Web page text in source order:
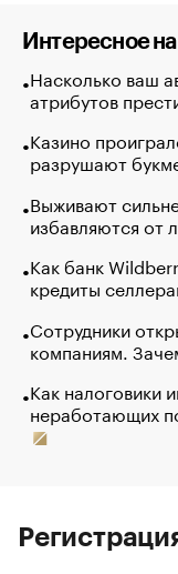
Интересное
Насколько ваш
атрибутов
Казино
разрушают
Выживают
избавляются от
Как банк
кредиты
Сотрудники
компаниям.
Как налоговики
неработающих